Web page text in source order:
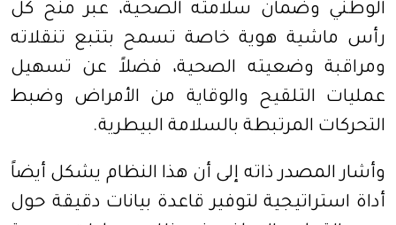
الوطني وضمان سلامته الصحية، عبر منح كل
رأس ماشية هوية خاصة تسمح بتتبع تنقلاته
ومراقبة وضعيته الصحية، فضلاً عن تسهيل
عمليات التلقيح والوقاية من الأمراض وضبط
التحركات المرتبطة بالسلامة البيطرية.
وأشار المصدر ذاته إلى أن هذا النظام يشكل أيضاً
أداة استراتيجية لتوفير قاعدة بيانات دقيقة حول